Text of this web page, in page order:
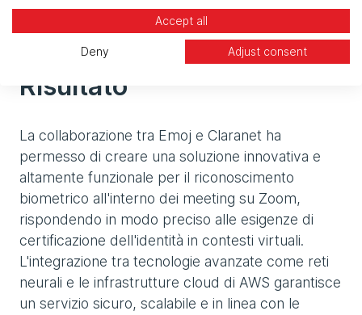
CodePipeline è stato impiegato per la gestione
del processo di CI/CD.
Risultato
La collaborazione tra Emoj e Claranet ha
permesso di creare una soluzione innovativa e
altamente funzionale per il riconoscimento
biometrico all'interno dei meeting su Zoom,
rispondendo in modo preciso alle esigenze di
certificazione dell'identità in contesti virtuali.
L'integrazione tra tecnologie avanzate come reti
neurali e le infrastrutture cloud di AWS garantisce
un servizio sicuro, scalabile e in linea con le
Accept all
Deny Adjust consent